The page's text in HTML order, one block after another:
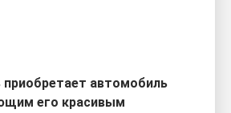
приобретает автомобиль
его красивым